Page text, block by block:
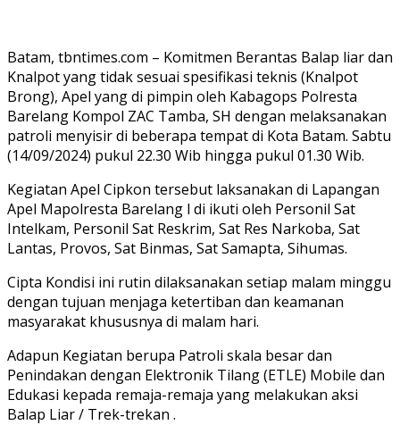
Batam, tbntimes.com – Komitmen Berantas Balap liar dan
Knalpot yang tidak sesuai spesifikasi teknis (Knalpot
Brong), Apel yang di pimpin oleh Kabagops Polresta
Barelang Kompol ZAC Tamba, SH dengan melaksanakan
patroli menyisir di beberapa tempat di Kota Batam. Sabtu
(14/09/2024) pukul 22.30 Wib hingga pukul 01.30 Wib.
Kegiatan Apel Cipkon tersebut laksanakan di Lapangan
Apel Mapolresta Barelang l di ikuti oleh Personil Sat
Intelkam, Personil Sat Reskrim, Sat Res Narkoba, Sat
Lantas, Provos, Sat Binmas, Sat Samapta, Sihumas.
Cipta Kondisi ini rutin dilaksanakan setiap malam minggu
dengan tujuan menjaga ketertiban dan keamanan
masyarakat khususnya di malam hari.
Adapun Kegiatan berupa Patroli skala besar dan
Penindakan dengan Elektronik Tilang (ETLE) Mobile dan
Edukasi kepada remaja-remaja yang melakukan aksi
Balap Liar / Trek-trekan .